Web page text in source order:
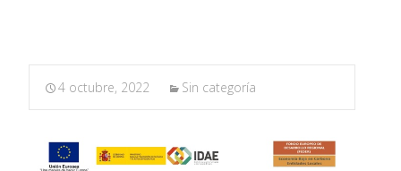
4 octubre, 2022 Sin categoría